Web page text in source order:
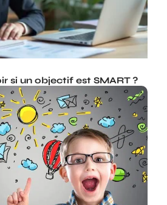
si un objectif est SMART ?